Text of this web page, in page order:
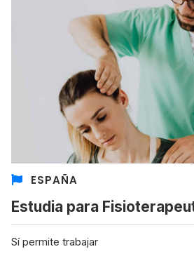
ESPAÑA
Estudia para
Sí permite trabajar